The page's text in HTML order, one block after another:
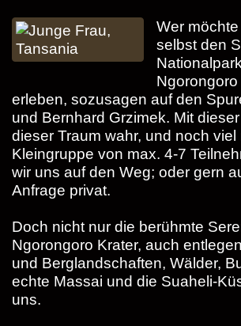
Wer
selbst den
erleben, sozusagen auf den
und Bernhard Grzimek. Mit
dieser Traum wahr, und noch viel
Kleingruppe von max. 4-7
wir uns auf den Weg; oder gern
Anfrage privat.
Doch nicht nur die berühmte
Ngorongoro Krater, auch
und Berglandschaften, Wälder,
echte Massai und die Suaheli-
uns.